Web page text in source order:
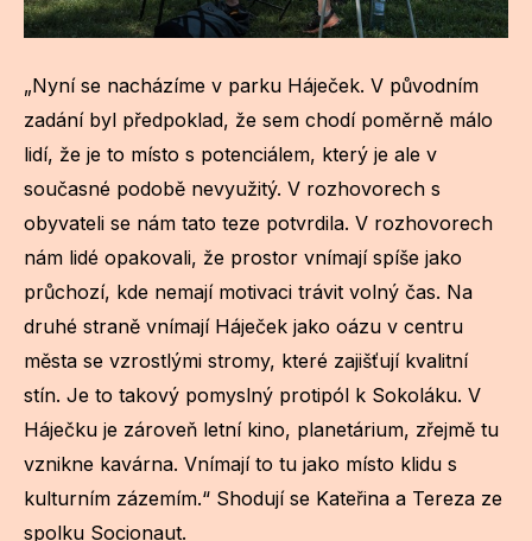
„Nyní se nacházíme v parku Háječek. V původním
zadání byl předpoklad, že sem chodí poměrně málo
lidí, že je to místo s potenciálem, který je ale v
současné podobě nevyužitý. V rozhovorech s
obyvateli se nám tato teze potvrdila. V rozhovorech
nám lidé opakovali, že prostor vnímají spíše jako
průchozí, kde nemají motivaci trávit volný čas. Na
druhé straně vnímají Háječek jako oázu v centru
města se vzrostlými stromy, které zajišťují kvalitní
stín. Je to takový pomyslný protipól k Sokoláku. V
Háječku je zároveň letní kino, planetárium, zřejmě tu
vznikne kavárna. Vnímají to tu jako místo klidu s
kulturním zázemím.“ Shodují se Kateřina a Tereza ze
spolku Socionaut.